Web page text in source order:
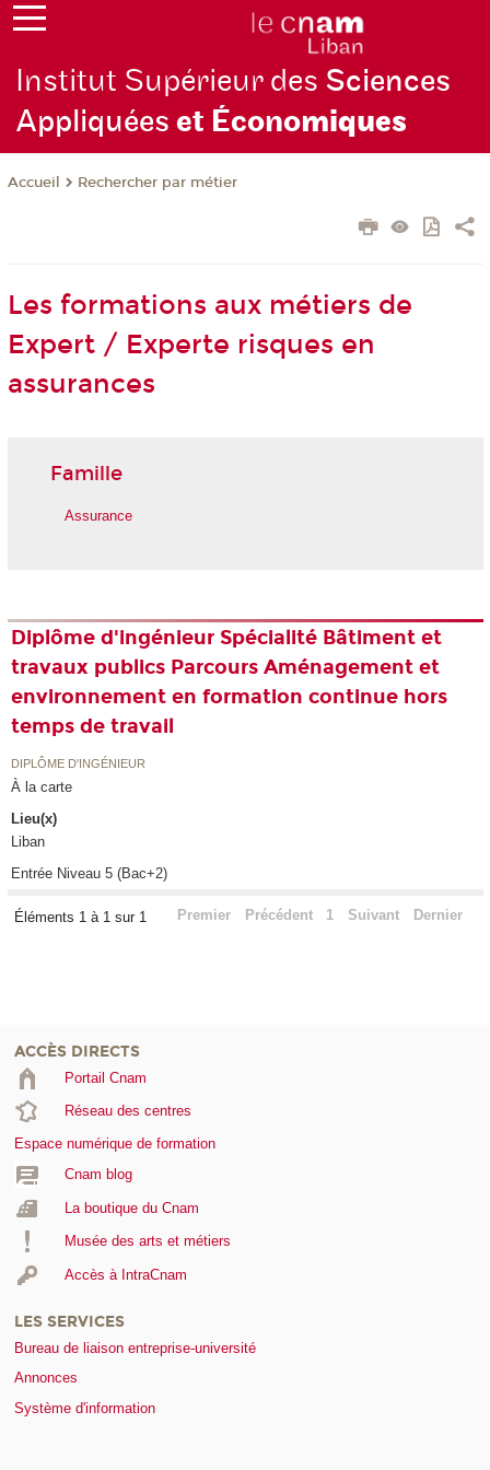
Institut Supérieur des Sciences
Appliquéeset Économiques
Accueil Rechercher par métier
Les formations aux métiers de
Expert / Experte risques en
assurances
Famille
Assurance
Diplôme d'ingénieur Spécialité Bâtiment et
travaux publics Parcours Aménagement et
environnement en formation continue hors
temps de travail
DIPLÔME D'INGÉNIEUR
À la carte
Lieu(x)
Liban
Entrée Niveau 5 (Bac+2)
Éléments 1 à 1 sur 1 Premier Précédent 1 Suivant Dernier
ACCÈS DIRECTS
Portail Cnam
Réseau des centres
Espace numérique de formation
Cnam blog
La boutique du Cnam
Musée des arts et métiers
Accès à IntraCnam
LES SERVICES
Bureau de liaison entreprise-université
Annonces
Système d'information